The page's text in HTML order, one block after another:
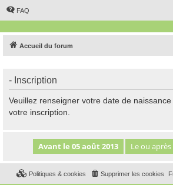
FAQ
Accueil du forum
- Inscription
Veuillez renseigner votre date de
votre inscription.
Supprimer les cookies
Politiques & cookies